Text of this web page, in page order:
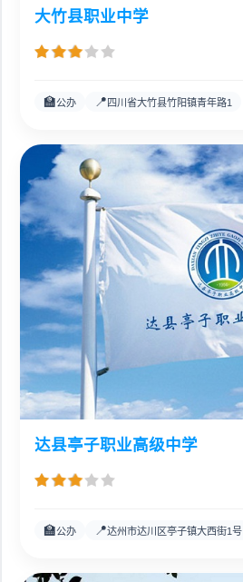
大竹县职业中学
🏫公办 📍四川省大竹县竹阳镇青年路1
达县亭子职业高级中学
🏫公办 📍达州市达川区亭子镇大西街1号